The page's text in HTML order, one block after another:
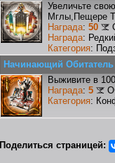
Увеличьте
Мглы,Пещере
Награда: 50
Награда:
Категория:
Начинающий
Выживите в
Награда: 5
Категория:
Поделиться страницей: